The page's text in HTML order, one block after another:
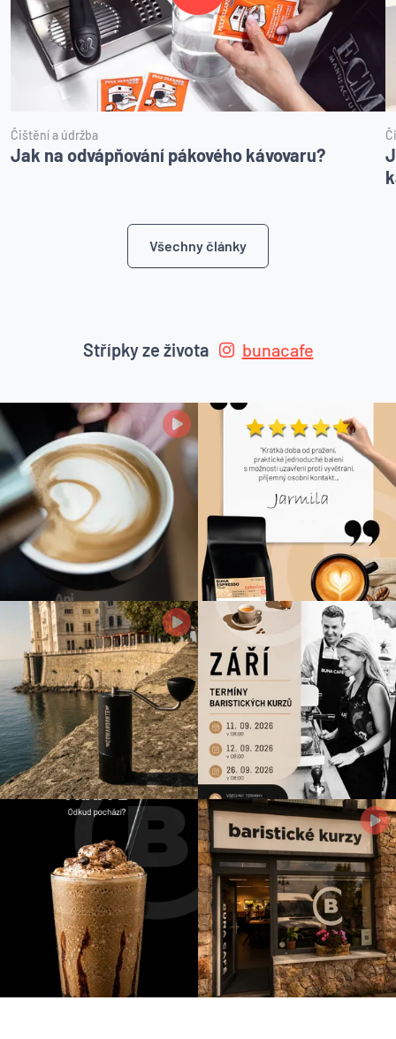
Čištění a údržba
Jak na odvápňování pákového kávovaru?
Všechny články
Střípky ze života bunacafe